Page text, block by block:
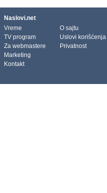
Naslovi.net
Vreme
TV program
Za webmastere
Marketing
Kontakt
O sajtu
Uslovi korišćenja
Privatnost